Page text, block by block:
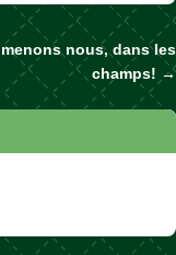
nous, dans les
champs! →